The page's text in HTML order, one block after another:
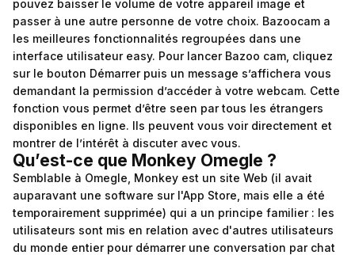
pouvez baisser le volume de votre appareil image et
passer à une autre personne de votre choix. Bazoocam a
les meilleures fonctionnalités regroupées dans une
interface utilisateur easy. Pour lancer Bazoo cam, cliquez
sur le bouton Démarrer puis un message s’affichera vous
demandant la permission d’accéder à votre webcam. Cette
fonction vous permet d’être seen par tous les étrangers
disponibles en ligne. Ils peuvent vous voir directement et
montrer de l’intérêt à discuter avec vous.
Qu’est-ce que Monkey Omegle ?
Semblable à Omegle, Monkey est un site Web (il avait
auparavant une software sur l'App Store, mais elle a été
temporairement supprimée) qui a un principe familier : les
utilisateurs sont mis en relation avec d'autres utilisateurs
du monde entier pour démarrer une conversation par chat